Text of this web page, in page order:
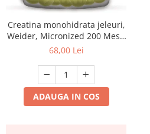
Creatina monohidrata jeleuri,
Weider, Micronized 200 Mesh
Creatine Gummies, Sour Lime,
68,00 Lei
ADAUGA IN COS